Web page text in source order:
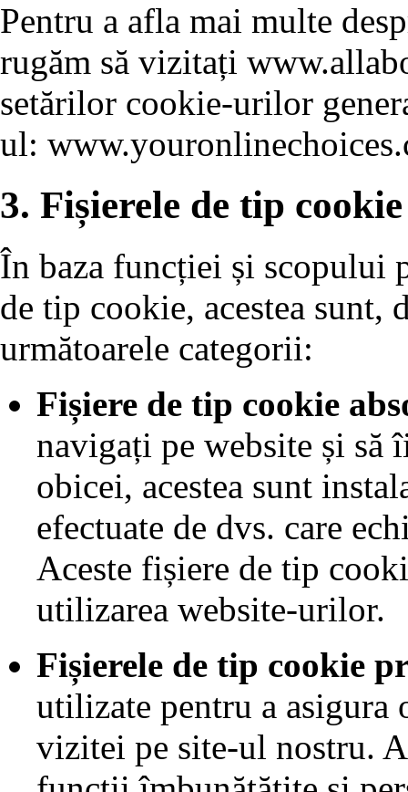
Pentru a afla mai multe
rugăm să vizitați
setărilor cookie-urilor
ul:
3. Fișierele de tip
În baza funcției și scopului
de tip cookie, acestea sunt,
următoarele categorii:
Fișiere de tip cookie
navigați pe website și
obicei, acestea sunt
efectuate de dvs. care
Aceste fișiere de tip
utilizarea website-urilor.
Fișierele de tip cookie
utilizate pentru a
vizitei pe site-ul nostru.